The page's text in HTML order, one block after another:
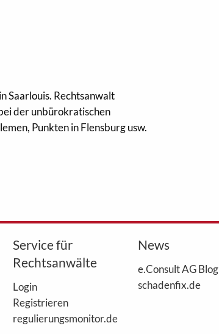
Saarlouis. Rechtsanwalt
der unbürokratischen
Punkten in Flensburg usw.
Service für
Rechtsanwälte
Login
Registrieren
regulierungsmonitor.de
News
e.Consult AG Blog
schadenfix.de